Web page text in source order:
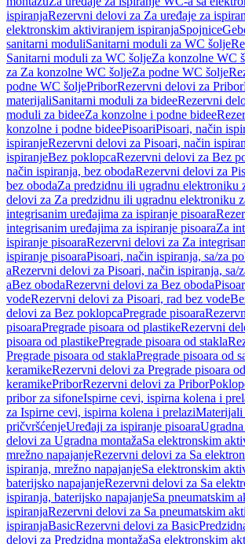
ispiranjaRezervni delovi za Za uređaje za
elektronskim aktiviranjem ispiranjaSpojnice
sanitarni moduliSanitarni moduli za WC šolje
Sanitarni moduli za WC šoljeZa konzolne WC
za Za konzolne WC šoljeZa podne WC šolje
podne WC šoljePriborRezervni delovi za Pribor
materijaliSanitarni moduli za bideeRezervni
moduli za bideeZa konzolne i podne bidee
konzolne i podne bideePisoariPisoari, način
ispiranjeRezervni delovi za Pisoari, način
ispiranjeBez poklopcaRezervni delovi za Bez
način ispiranja, bez obodaRezervni delovi za
bez obodaZa predzidnu ili ugradnu elektroniku
delovi za Za predzidnu ili ugradnu elektroniku
integrisanim uređajima za ispiranje pisoara
integrisanim uređajima za ispiranje pisoaraZa
ispiranje pisoaraRezervni delovi za Za
ispiranje pisoaraPisoari, način ispiranja, sa/za
aRezervni delovi za Pisoari, način ispiranja, sa/
aBez obodaRezervni delovi za Bez oboda
vodeRezervni delovi za Pisoari, rad bez vode
delovi za Bez poklopcaPregrade pisoara
pisoaraPregrade pisoara od plastikeRezervni
pisoara od plastikePregrade pisoara od stakla
Pregrade pisoara od staklaPregrade pisoara od
keramikeRezervni delovi za Pregrade pisoara
keramikePriborRezervni delovi za Pribor
pribor za sifoneIspirne cevi, ispirna kolena i
za Ispirne cevi, ispirna kolena i prelaziMaterijali
pričvršćenjeUređaji za ispiranje pisoara
delovi za Ugradna montažaSa elektronskim
mrežno napajanjeRezervni delovi za Sa
ispiranja, mrežno napajanjeSa elektronskim
baterijsko napajanjeRezervni delovi za Sa
ispiranja, baterijsko napajanjeSa pneumatskim
ispiranjaRezervni delovi za Sa pneumatskim
ispiranjaBasicRezervni delovi za Basic
delovi za Predzidna montažaSa elektronskim